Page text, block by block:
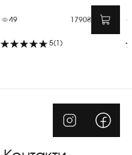
49 1790₴
5(1)